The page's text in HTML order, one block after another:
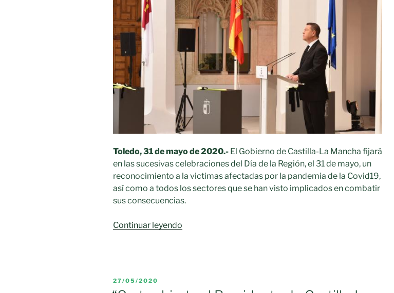
Toledo, 31 de mayo de 2020.- El Gobierno de Castilla-La Mancha fijará
en las sucesivas celebraciones del Día de la Región, el 31 de mayo, un
reconocimiento a la victimas afectadas por la pandemia de la Covid19,
así como a todos los sectores que se han visto implicados en combatir
sus consecuencias.
Continuar leyendo
PUBLICADO
27/05/2020